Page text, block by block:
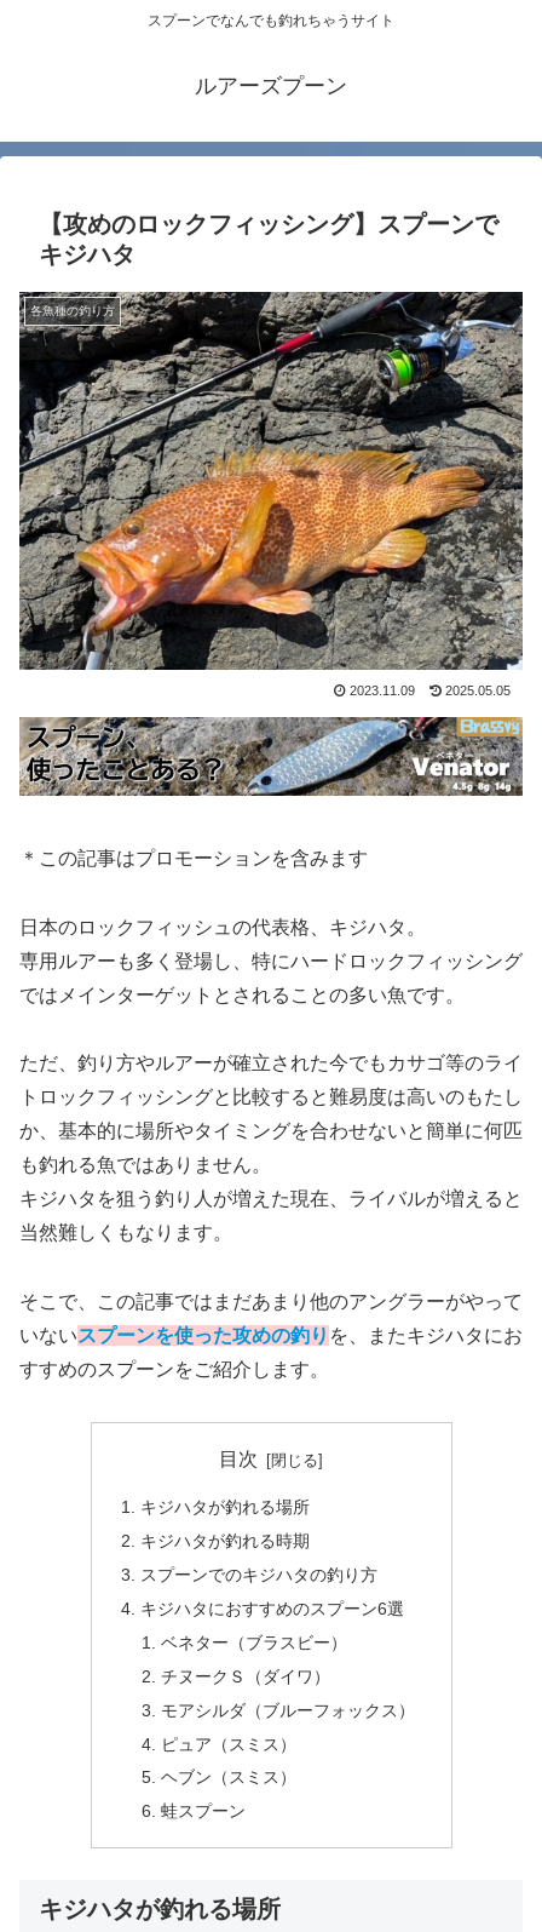
スプーンでなんでも釣れちゃうサイト
ルアーズプーン
【攻めのロックフィッシング】スプーンで
キジハタ
各魚種の釣り方
2023.11.09 2025.05.05
＊この記事はプロモーションを含みます
日本のロックフィッシュの代表格、キジハタ。
専用ルアーも多く登場し、特にハードロックフィッシング
ではメインターゲットとされることの多い魚です。
ただ、釣り方やルアーが確立された今でもカサゴ等のライ
トロックフィッシングと比較すると難易度は高いのもたし
か、基本的に場所やタイミングを合わせないと簡単に何匹
も釣れる魚ではありません。
キジハタを狙う釣り人が増えた現在、ライバルが増えると
当然難しくもなります。
そこで、この記事ではまだあまり他のアングラーがやって
いないスプーンを使った攻めの釣り を、またキジハタにお
すすめのスプーンをご紹介します。
目次
キジハタが釣れる場所
キジハタが釣れる時期
スプーンでのキジハタの釣り方
キジハタにおすすめのスプーン6選
ベネター（ブラスビー）
チヌークＳ（ダイワ）
モアシルダ（ブルーフォックス）
ピュア（スミス）
ヘブン（スミス）
蛙スプーン
キジハタが釣れる場所